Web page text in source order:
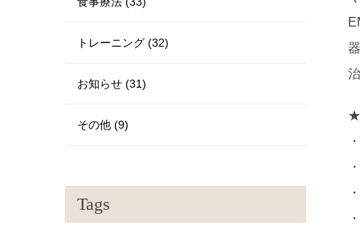
★
トレーニング (32)
お知らせ (31)
その他 (9)
Tags